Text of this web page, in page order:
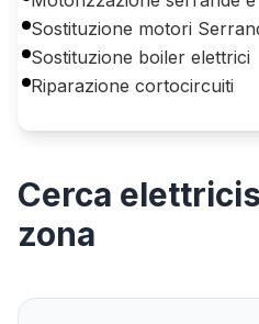
Sostituzione motori
Sostituzione boiler elettrici
Riparazione cortocircuiti
Cerca
zona